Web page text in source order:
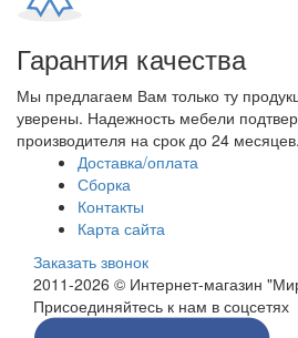
Гарантия качества
Мы предлагаем Вам только ту
уверены. Надежность мебели
производителя на срок до 24 месяцев.
Доставка/оплата
Сборка
Контакты
Карта сайта
Заказать звонок
2011-2026 © Интернет-магазин
Присоединяйтесь к нам в соцсетях